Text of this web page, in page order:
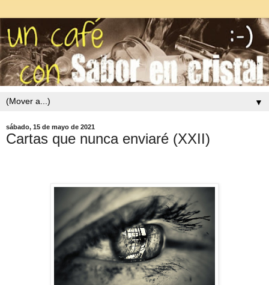
▼
sábado, 15 de mayo de 2021
Cartas que nunca enviaré (XXII)